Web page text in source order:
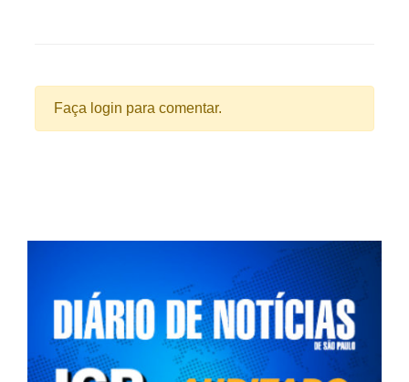
Faça login para comentar.